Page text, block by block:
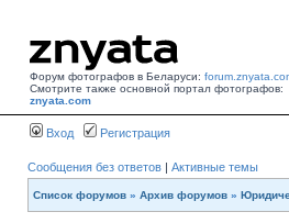
Форум фотографов в Беларуси:
Смотрите также основной портал фотографов:
znyata.com
Вход Регистрация
Сообщения без ответов | Активные темы
Список форумов » Архив форумов »